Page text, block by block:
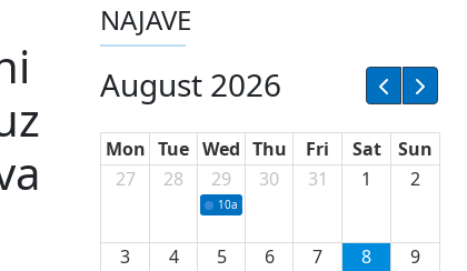
NAJAVE
August 2026
Mon Tue Wed Thu Fri Sat
Sun
27
28 29
10a Potpisivanje ugovora sa neprofitnim
30 31 1 2
3 4 5 6 7 8 9